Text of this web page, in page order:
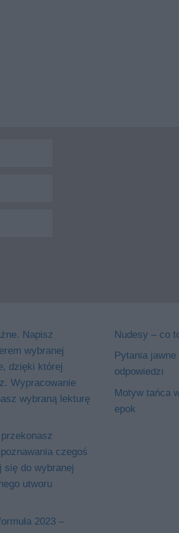
Napisz
wybranej
dzięki której
Wypracowanie
wybraną lekturę
czegoś
się do wybranej
utworu
2023 –
Nudesy – co
Pytania
odpowiedzi
Motyw tańca
epok